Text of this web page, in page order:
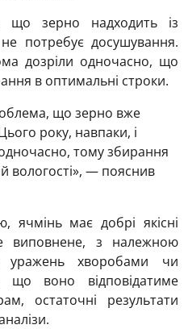
що зерно надходить із
потребує досушування.
дозріли одночасно, що
в оптимальні строки.
що зерно вже
року, навпаки, і
тому збирання
вологості», — пояснив
ячмінь має добрі якісні
виповнене, з належною
уражень хворобами чи
що воно відповідатиме
остаточні результати